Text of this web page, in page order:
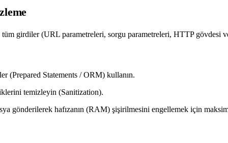
girdiler (URL parametreleri, sorgu parametreleri, HTTP gövdesi
(Prepared Statements / ORM) kullanın.
temizleyin (Sanitization).
gönderilerek hafızanın (RAM) şişirilmesini engellemek için